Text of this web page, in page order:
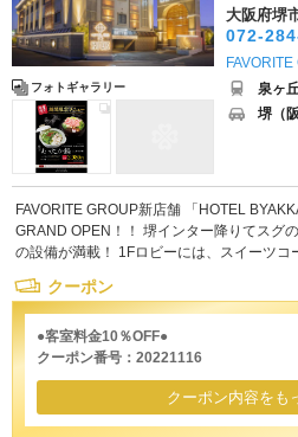
フォトギャラリー
大阪府堺
072-
泉ヶ
堺（
FAVORITE GROUP新店舗 「HOTEL
GRAND OPEN！！ 堺インター降りてスグ
の設備が満載！ 1Fロビーには、スイーツコ
クーポン
●客室料金10％OFF●
クーポン番号：20221116
クーポン内容をも